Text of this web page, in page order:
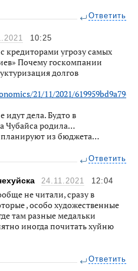
Ответить
10:25
кредиторами угрозу самых
Почему госкомпании
долгов
21/11/2021/
идут дела. Будто в
Чубайса родила…
планируют из бюджета…
Ответить
24.11.2021 12:04
не читали, сразу в
, особо художественные
там разные медальки
иногда почитать хуйню
Ответить